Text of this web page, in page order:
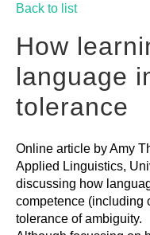
COMMUNAUTÉ
GALLERY
Back to list
How
language
tolerance
Online article by Amy
Applied Linguistics,
discussing how
competence (including
tolerance of ambiguity.